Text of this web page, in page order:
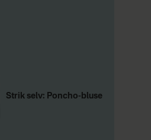
Strik selv: Poncho-bluse